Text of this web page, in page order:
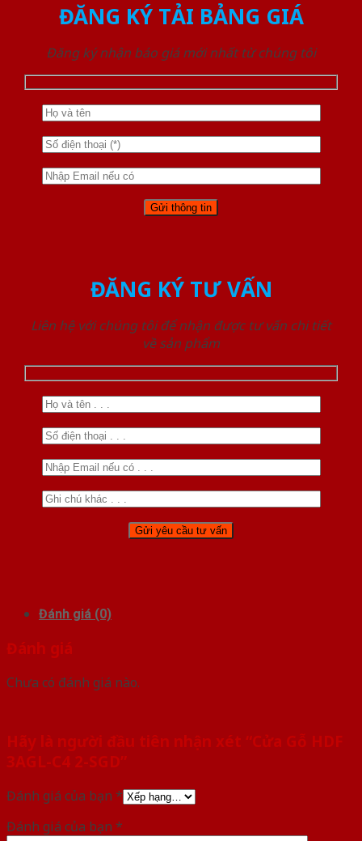
ĐĂNG KÝ TẢI BẢNG GIÁ
Đăng ký nhận báo giá mới nhất từ chúng tôi
ĐĂNG KÝ TƯ VẤN
Liên hệ với chúng tôi để nhận được tư vấn chi tiết
về sản phẩm
Đánh giá (0)
Đánh giá
Chưa có đánh giá nào.
Hãy là người đầu tiên nhận xét “Cửa Gỗ HDF
3AGL-C4 2-SGD”
Đánh giá của bạn *
Đánh giá của bạn *